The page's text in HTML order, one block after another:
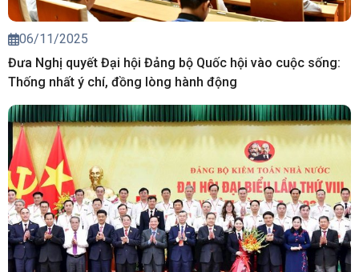
06/11/2025
Đưa Nghị quyết Đại hội Đảng bộ Quốc hội vào cuộc sống:
Thống nhất ý chí, đồng lòng hành động